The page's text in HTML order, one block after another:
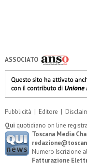
ASSOCIATO
Pubblicità | Editore |
Qui quotidiano on line
Toscana Media
Numero Iscrizione al
Fatturazione